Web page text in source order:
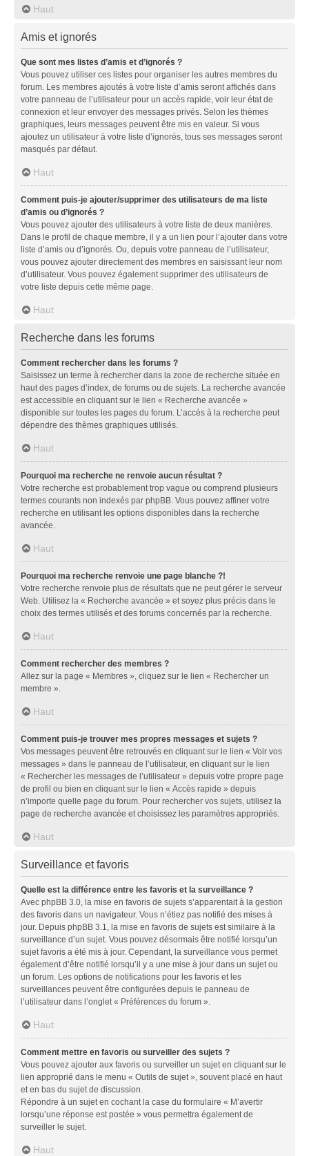
Haut
Amis et ignorés
Que sont mes listes d’amis et d’ignorés ?
Vous pouvez utiliser ces listes pour organiser les autres membres du
forum. Les membres ajoutés à votre liste d’amis seront affichés dans
votre panneau de l’utilisateur pour un accès rapide, voir leur état de
connexion et leur envoyer des messages privés. Selon les thèmes
graphiques, leurs messages peuvent être mis en valeur. Si vous
ajoutez un utilisateur à votre liste d’ignorés, tous ses messages seront
masqués par défaut.
Haut
Comment puis-je ajouter/supprimer des utilisateurs de ma liste
d’amis ou d’ignorés ?
Vous pouvez ajouter des utilisateurs à votre liste de deux manières.
Dans le profil de chaque membre, il y a un lien pour l’ajouter dans votre
liste d’amis ou d’ignorés. Ou, depuis votre panneau de l’utilisateur,
vous pouvez ajouter directement des membres en saisissant leur nom
d’utilisateur. Vous pouvez également supprimer des utilisateurs de
votre liste depuis cette même page.
Haut
Recherche dans les forums
Comment rechercher dans les forums ?
Saisissez un terme à rechercher dans la zone de recherche située en
haut des pages d’index, de forums ou de sujets. La recherche avancée
est accessible en cliquant sur le lien « Recherche avancée »
disponible sur toutes les pages du forum. L’accès à la recherche peut
dépendre des thèmes graphiques utilisés.
Haut
Pourquoi ma recherche ne renvoie aucun résultat ?
Votre recherche est probablement trop vague ou comprend plusieurs
termes courants non indexés par phpBB. Vous pouvez affiner votre
recherche en utilisant les options disponibles dans la recherche
avancée.
Haut
Pourquoi ma recherche renvoie une page blanche ?!
Votre recherche renvoie plus de résultats que ne peut gérer le serveur
Web. Utilisez la « Recherche avancée » et soyez plus précis dans le
choix des termes utilisés et des forums concernés par la recherche.
Haut
Comment rechercher des membres ?
Allez sur la page « Membres », cliquez sur le lien « Rechercher un
membre ».
Haut
Comment puis-je trouver mes propres messages et sujets ?
Vos messages peuvent être retrouvés en cliquant sur le lien « Voir vos
messages » dans le panneau de l’utilisateur, en cliquant sur le lien
« Rechercher les messages de l’utilisateur » depuis votre propre page
de profil ou bien en cliquant sur le lien « Accès rapide » depuis
n’importe quelle page du forum. Pour rechercher vos sujets, utilisez la
page de recherche avancée et choisissez les paramètres appropriés.
Haut
Surveillance et favoris
Quelle est la différence entre les favoris et la surveillance ?
Avec phpBB 3.0, la mise en favoris de sujets s’apparentait à la gestion
des favoris dans un navigateur. Vous n’étiez pas notifié des mises à
jour. Depuis phpBB 3.1, la mise en favoris de sujets est similaire à la
surveillance d’un sujet. Vous pouvez désormais être notifié lorsqu’un
sujet favoris a été mis à jour. Cependant, la surveillance vous permet
également d’être notifié lorsqu’il y a une mise à jour dans un sujet ou
un forum. Les options de notifications pour les favoris et les
surveillances peuvent être configurées depuis le panneau de
l’utilisateur dans l’onglet « Préférences du forum ».
Haut
Comment mettre en favoris ou surveiller des sujets ?
Vous pouvez ajouter aux favoris ou surveiller un sujet en cliquant sur le
lien approprié dans le menu « Outils de sujet », souvent placé en haut
et en bas du sujet de discussion.
Répondre à un sujet en cochant la case du formulaire « M’avertir
lorsqu’une réponse est postée » vous permettra également de
surveiller le sujet.
Haut